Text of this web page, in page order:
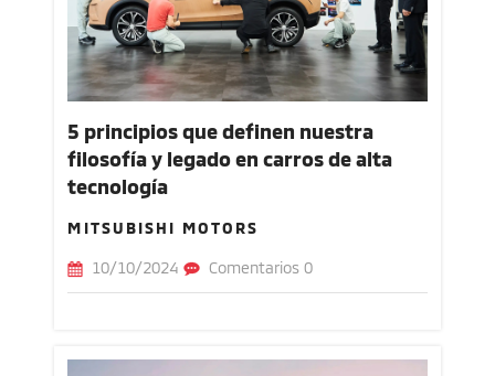
5 principios que definen nuestra
filosofía y legado en carros de alta
tecnología
MITSUBISHI MOTORS
10/10/2024 Comentarios 0